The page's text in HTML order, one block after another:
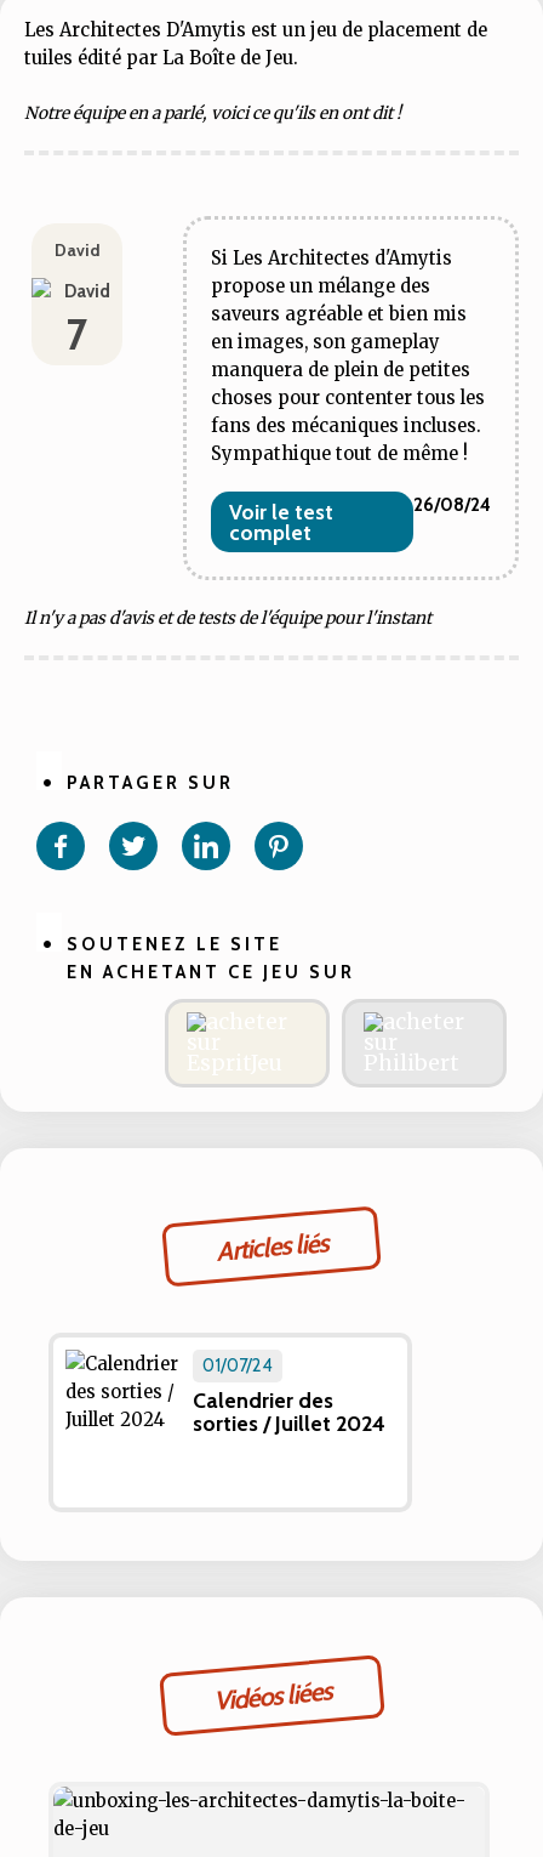
Les Architectes D'Amytis est un jeu de placement de
tuiles édité par La Boîte de Jeu.
Notre équipe en a parlé, voici ce qu'ils en ont dit !
David
7
Si Les Architectes d'Amytis
propose un mélange des
saveurs agréable et bien mis
en images, son gameplay
manquera de plein de petites
choses pour contenter tous les
fans des mécaniques incluses.
Sympathique tout de même !
Voir le test
complet
26/08/24
Il n'y a pas d'avis et de tests de l'équipe pour l'instant
PARTAGER SUR
Partager
sur
Partager
sur sur
SOUTENEZ LE SITE
EN ACHETANT CE JEU SUR
Articles liés
01/07/24
Calendrier des
sorties / Juillet 2024
Vidéos liées